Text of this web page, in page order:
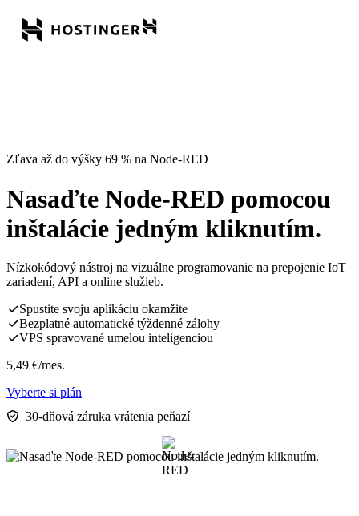
Zľava až do výšky 69 % na Node-RED
Nasaďte Node-RED pomocou
inštalácie jedným kliknutím.
Nízkokódový nástroj na vizuálne programovanie na prepojenie IoT
zariadení, API a online služieb.
Spustite svoju aplikáciu okamžite
Bezplatné automatické týždenné zálohy
VPS spravované umelou inteligenciou
5,49 €/mes.
Vyberte si plán
30-dňová záruka vrátenia peňazí